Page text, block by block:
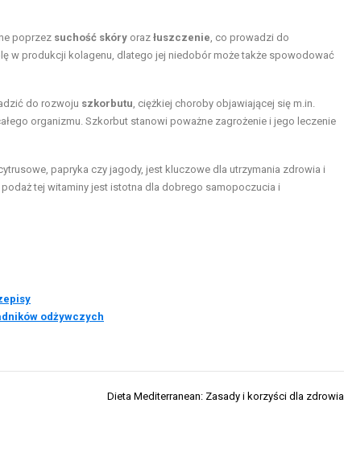
poprzez suchość skóry oraz łuszczenie, co prowadzi do
w produkcji kolagenu, dlatego jej niedobór może także spowodować
do rozwoju szkorbutu, ciężkiej choroby objawiającej się m.in.
organizmu. Szkorbut stanowi poważne zagrożenie i jego leczenie
papryka czy jagody, jest kluczowe dla utrzymania zdrowia i
tej witaminy jest istotna dla dobrego samopoczucia i
odżywczych
Dieta Mediterranean: Zasady i korzyści dla zdrowia